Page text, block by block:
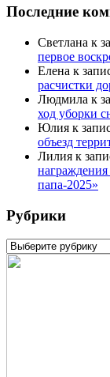
Последние
Светлана к
первое
Елена к
расчистки
Людмила к
ход уборки
Юлия к
объезд
Лилия к
папа-2025»
Рубрики
Рубрики